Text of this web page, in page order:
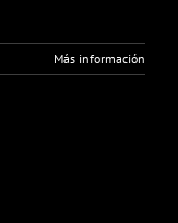
Más información